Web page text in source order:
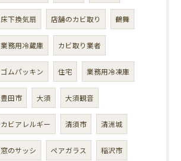
床下換気扇 店舗のカビ取り 鶴舞
業務用冷蔵庫 カビ取り業者
ゴムパッキン 住宅 業務用冷凍庫
豊田市 大須 大須観音
カビアレルギー 清須市 清洲城
窓のサッシ ペアガラス 稲沢市